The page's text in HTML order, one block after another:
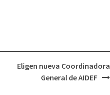
Eligen nueva Coordinadora
General de AIDEF